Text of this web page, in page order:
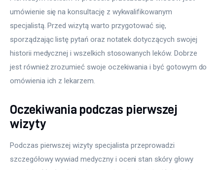
umówienie się na konsultację z wykwalifikowanym
specjalistą. Przed wizytą warto przygotować się,
sporządzając listę pytań oraz notatek dotyczących swojej
historii medycznej i wszelkich stosowanych leków. Dobrze
jest również zrozumieć swoje oczekiwania i być gotowym do
omówienia ich z lekarzem.
Oczekiwania podczas pierwszej
wizyty
Podczas pierwszej wizyty specjalista przeprowadzi
szczegółowy wywiad medyczny i oceni stan skóry głowy